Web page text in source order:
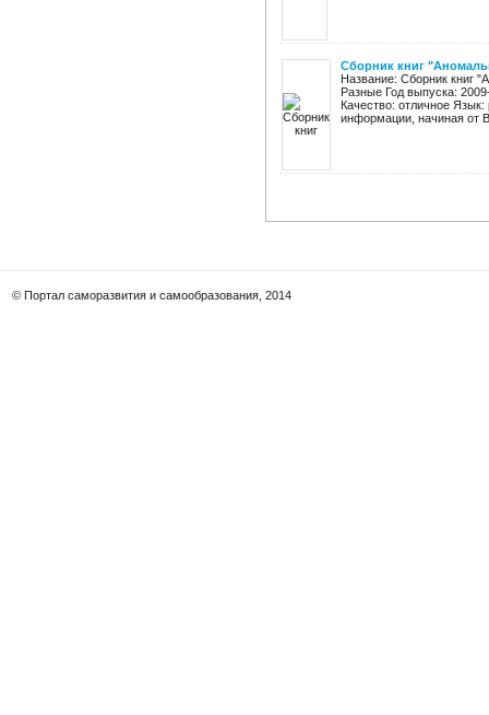
Сборник книг
Название: Сборник книг
Разные Год выпуска:
Качество: отличное
информации, начиная от
© Портал саморазвития и самообразования, 2014